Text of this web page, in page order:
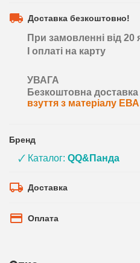
Доставка безкоштовно!
При замовленні від 20
І оплаті на карту
УВАГА
Безкоштовна доставка
взуття з матеріалу
Бренд
🗸 Каталог:QQ&Панда
Доставка
Оплата